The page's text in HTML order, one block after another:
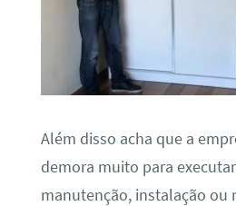
Além disso acha que a
demora muito para
manutenção, instalação ou